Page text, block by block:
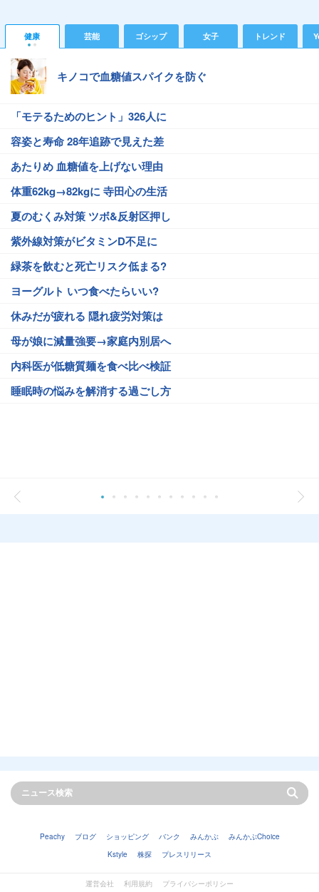
健康 芸能 ゴシップ 女子 トレンド
キノコで血糖値スパイクを防ぐ
「モテるためのヒント」326人に
容姿と寿命 28年追跡で見えた差
あたりめ 血糖値を上げない理由
体重62kg→82kgに 寺田心の生活
夏のむくみ対策 ツボ&反射区押し
紫外線対策がビタミンD不足に
緑茶を飲むと死亡リスク低まる?
ヨーグルト いつ食べたらいい?
休みだが疲れる 隠れ疲労対策は
母が娘に減量強要→家庭内別居へ
内科医が低糖質麺を食べ比べ検証
睡眠時の悩みを解消する過ごし方
Peachy ブログ ショッピング バンク みんかぶ
みんかぶChoice
Kstyle
株探 プレスリリース
運営会社 利用規約 プライバシーポリシー